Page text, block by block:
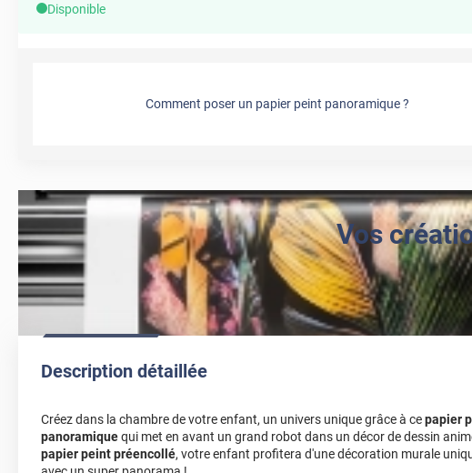
Disponible
Comment poser un papier peint panoramique ?
Vos
Description détaillée
Créez dans la chambre de votre enfant, un univers unique grâce à cepapier
panoramiquequi met en avant un grand robot dans un décor de dessin
papier peint préencollé, votre enfant profitera d'une décoration murale